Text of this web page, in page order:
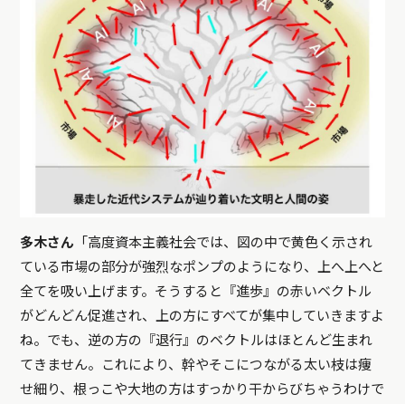
多木さん 「高度資本主義社会では、図の中で黄色く示され
ている市場の部分が強烈なポンプのようになり、上へ上へと
全てを吸い上げます。そうすると『進歩』の赤いベクトル
がどんどん促進され、上の方にすべてが集中していきますよ
ね。でも、逆の方の『退行』のベクトルはほとんど生まれ
てきません。これにより、幹やそこにつながる太い枝は痩
せ細り、根っこや大地の方はすっかり干からびちゃうわけで